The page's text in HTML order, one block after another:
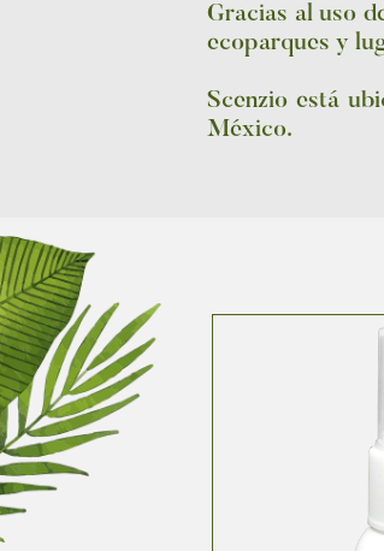
Gracias al uso
ecoparques y
Scenzio está
México.